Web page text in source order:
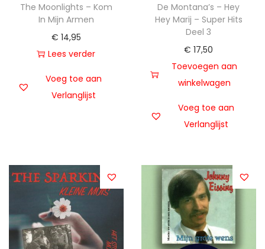
The Moonlights – Kom
In Mijn Armen
€ 14,95
Lees verder
Voeg toe aan
Verlanglijst
De Montana’s – Hey
Hey Marij – Super Hits
Deel 3
€ 17,50
Toevoegen aan
winkelwagen
Voeg toe aan
Verlanglijst